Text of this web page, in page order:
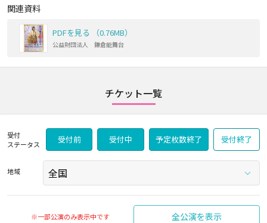
関連資料
PDFを見る （0.76MB）
公益財団法人 鎌倉能舞台
チケット一覧
受付
ステータス
受付前 受付中 予定枚数終了 受付終了
地域
※一部公演のみ表示中です 全公演を表示